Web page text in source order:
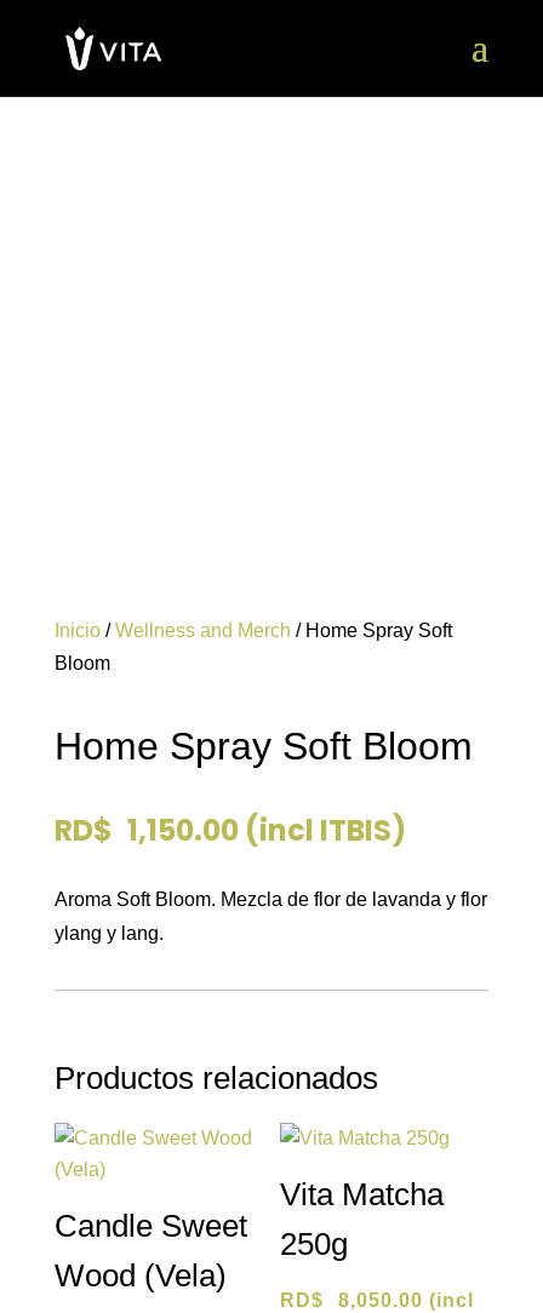
Inicio/Wellness and Merch / Home Spray Soft
Bloom
Home Spray Soft Bloom
RD$ 1,150.00 (incl ITBIS)
Aroma Soft Bloom. Mezcla de flor de lavanda y flor
ylang y lang.
Productos relacionados
Candle Sweet
Wood (Vela)
Vita Matcha
250g
RD$ 8,050.00 (incl